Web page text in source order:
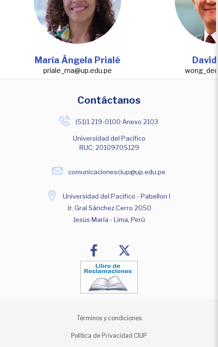
María Ángela Prialé
priale_ma@up.edu.pe
Contáctanos
(51)1 219-0100 Anexo 2103
Universidad del Pacífico
RUC: 20109705129
comunicacionesciup@up.edu.pe
Universidad del Pacífico - Pabellon I
Jr. Gral Sánchez Cerro 2050
Jesús María - Lima, Perú
Términos y condiciones
Política de Privacidad CIUP